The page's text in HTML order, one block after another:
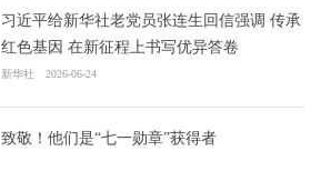
习近平给新华社老党员张连生回信强调 传承
红色基因 在新征程上书写优异答卷
新华社 2026-06-24
致敬！他们是“七一勋章”获得者